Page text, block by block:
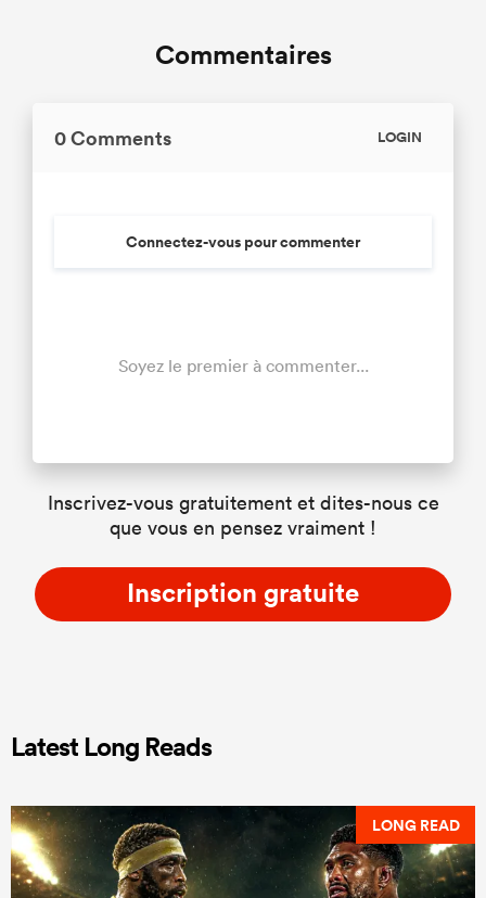
Commentaires
0 Comments LOGIN
Connectez-vous pour commenter
Soyez le premier à commenter...
Inscrivez-vous gratuitement et dites-nous ce
que vous en pensez vraiment !
Inscription gratuite
Latest Long Reads
LONG READ